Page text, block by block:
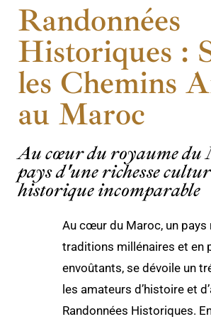
Randonnées
Historiques :
les Chemins
au Maroc
Au cœur du royaume du
pays d'une richesse
historique incomparable
Au cœur du Maroc, un pays
traditions millénaires et en
envoûtants, se dévoile un
les amateurs d’histoire et
Randonnées Historiques.